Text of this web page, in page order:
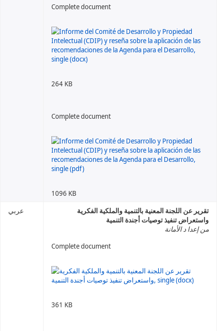
Complete document
264 KB
Complete document
1096 KB
عربي
تقرير عن اللجنة المعنية بالتنمية والملكية الفكرية
واستعراض تنفيذ توصيات أجندة التنمية
من إعدا د الأمانة
Complete document
361 KB